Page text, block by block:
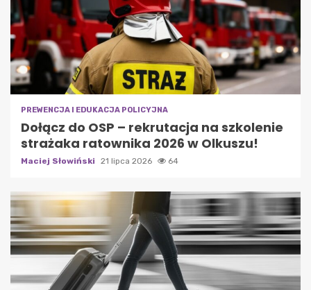
PREWENCJA I EDUKACJA POLICYJNA
Dołącz do OSP – rekrutacja na szkolenie
strażaka ratownika 2026 w Olkuszu!
Maciej Słowiński 21 lipca 2026 64